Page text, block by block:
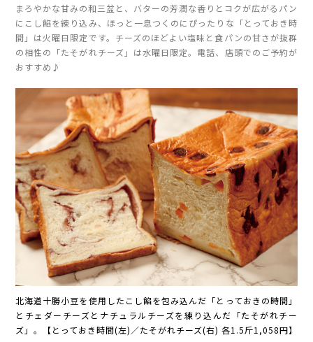
まろやかな甘みの和三盆と、バターの芳潤な香りとコクが広がるパン
にこし餡を練り込み、ほっと一息つくのにぴったりな「とっておき時
間」は火曜日限定です。チーズのほどよい塩味と食パンの甘さが抜群
の相性の「たそがれチーズ」は水曜日限定。電話、店頭でのご予約が
おすすめ♪
北海道十勝小豆を使用したこし餡を包み込んだ「とっておきの時間」
とチェダーチーズとナチュラルチーズを練り込んだ「たそがれチー
ズ」。【とっておき時間(左)／たそがれチーズ(右) 各1.5斤1,058円】